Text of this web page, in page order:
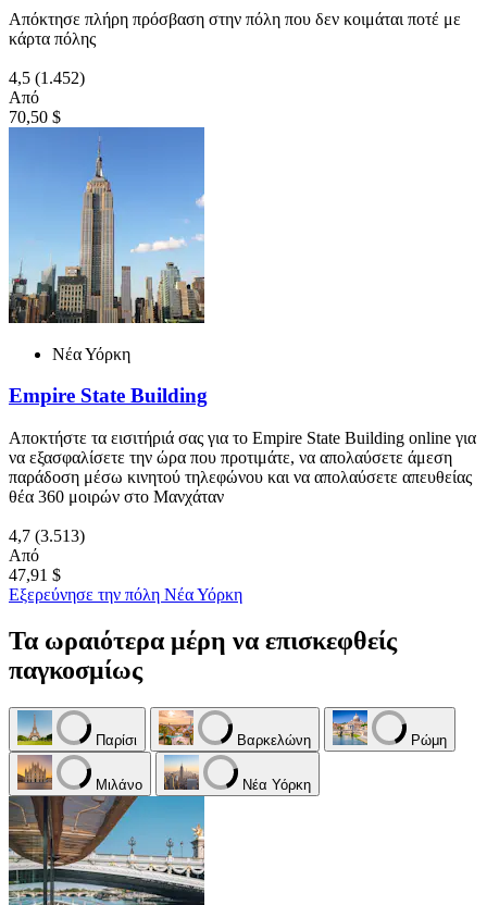
Απόκτησε πλήρη πρόσβαση στην πόλη που δεν κοιμάται ποτέ με
κάρτα πόλης
4,5 (1.452)
Από
70,50 $
Νέα Υόρκη
Empire State Building
Αποκτήστε τα εισιτήριά σας για το Empire State Building online για
να εξασφαλίσετε την ώρα που προτιμάτε, να απολαύσετε άμεση
παράδοση μέσω κινητού τηλεφώνου και να απολαύσετε απευθείας
θέα 360 μοιρών στο Μανχάταν
4,7 (3.513)
Από
47,91 $
Εξερεύνησε την πόλη Νέα Υόρκη
Τα ωραιότερα μέρη να επισκεφθείς
παγκοσμίως
Παρίσι Βαρκελώνη Ρώμη
Μιλάνο Νέα Υόρκη